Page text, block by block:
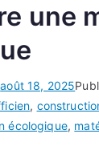
une
août 18, 2025
,
écologique,